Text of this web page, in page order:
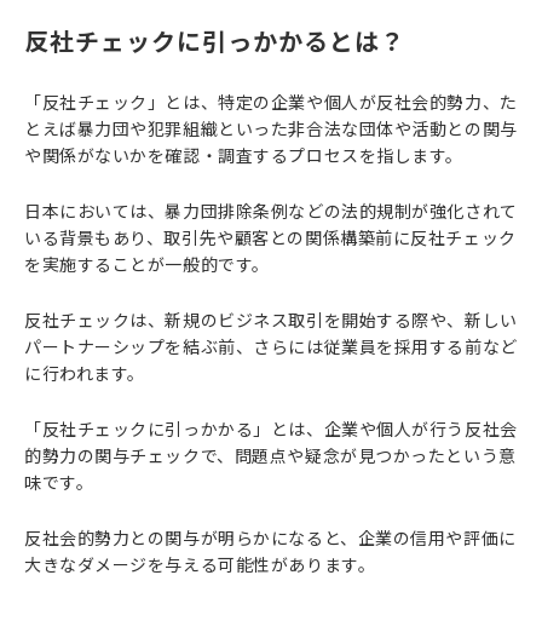
反社チェックに引っかかるとは？
「反社チェック」とは、特定の企業や個人が反社会的勢力、た
とえば暴力団や犯罪組織といった非合法な団体や活動との関与
や関係がないかを確認・調査するプロセスを指します。
日本においては、暴力団排除条例などの法的規制が強化されて
いる背景もあり、取引先や顧客との関係構築前に反社チェック
を実施することが一般的です。
反社チェックは、新規のビジネス取引を開始する際や、新しい
パートナーシップを結ぶ前、さらには従業員を採用する前など
に行われます。
「反社チェックに引っかかる」とは、企業や個人が行う反社会
的勢力の関与チェックで、問題点や疑念が見つかったという意
味です。
反社会的勢力との関与が明らかになると、企業の信用や評価に
大きなダメージを与える可能性があります。